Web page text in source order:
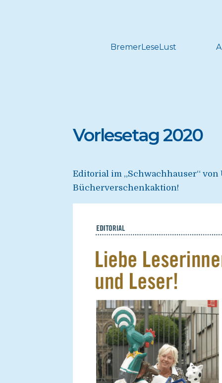
BremerLeseLust
Vorlesetag 2020
Editorial im „Schwachhauser“
Bücherverschenkaktion!